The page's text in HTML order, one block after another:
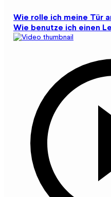
Wie rolle ich meine Tür
Wie benutze ich einen